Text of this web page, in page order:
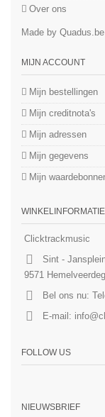
Over ons
Made by Quadus.be
MIJN ACCOUNT
Mijn bestellingen
Mijn creditnota's
Mijn adressen
Mijn gegevens
Mijn
WINKELINFORMATIE
Clicktrackmusic
Sint -
9571
Bel ons nu:
E-mail:
FOLLOW US
NIEUWSBRIEF